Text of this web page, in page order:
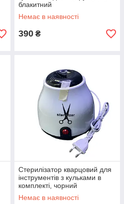
блакитний
Немає в наявності
390 ₴
Стерилізатор кварцовий для
інструментів з кульками в
комплекті, чорний
Немає в наявності